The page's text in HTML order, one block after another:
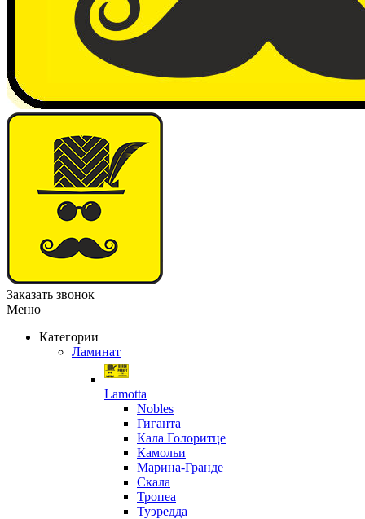
Заказать звонок
Меню
Категории
Ламинат
Lamotta
Nobles
Гиганта
Кала Голоритце
Камольи
Марина-Гранде
Скала
Тропеа
Туэредда